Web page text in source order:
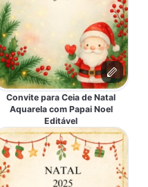
Convite para Ceia de Natal
Aquarela com Papai Noel
Editável